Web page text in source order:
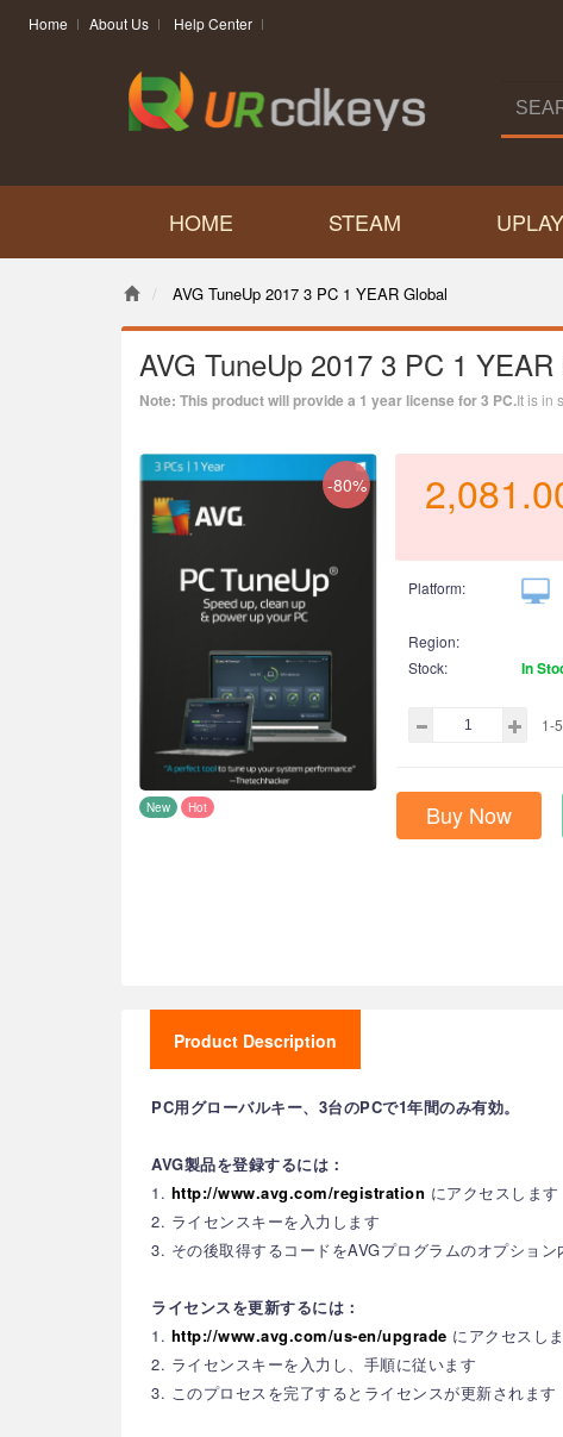
Home About Us Help Center
HOME STEAM UPLAY
AVG TuneUp 2017 3 PC 1 YEAR Global
AVG TuneUp 2017 3 PC 1 YEAR
Note: This product will provide a 1 year license for 3 PC.It is in
-80%
New Hot
Platform:
Region:
Stock:
In
1-
Buy Now
Product Description
PC用グローバルキー、3台のPCで1年間のみ有効。
AVG製品を登録するには：
1. http://www.avg.com/registration にアクセスします
2. ライセンスキーを入力します
3. その後取得するコードをAVGプログラムのオプション
ライセンスを更新するには：
1. http://www.avg.com/us-en/upgrade にアクセスし
2. ライセンスキーを入力し、手順に従います
3. このプロセスを完了するとライセンスが更新されます